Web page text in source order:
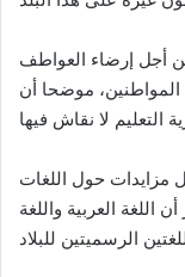
من أجل إرضاء العواطف
المواطنين، موضحا أن
مزايدات حول اللغات
اللغة العربية واللغة